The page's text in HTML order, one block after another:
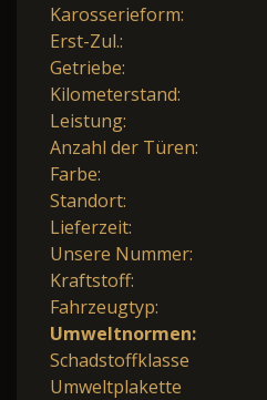
Karosserieform:
Erst-Zul.:
Getriebe:
Kilometerstand:
Leistung:
Anzahl der Türen:
Farbe:
Standort:
Lieferzeit:
Unsere Nummer:
Kraftstoff:
Fahrzeugtyp:
Umweltnormen:
Schadstoffklasse
Umweltplakette